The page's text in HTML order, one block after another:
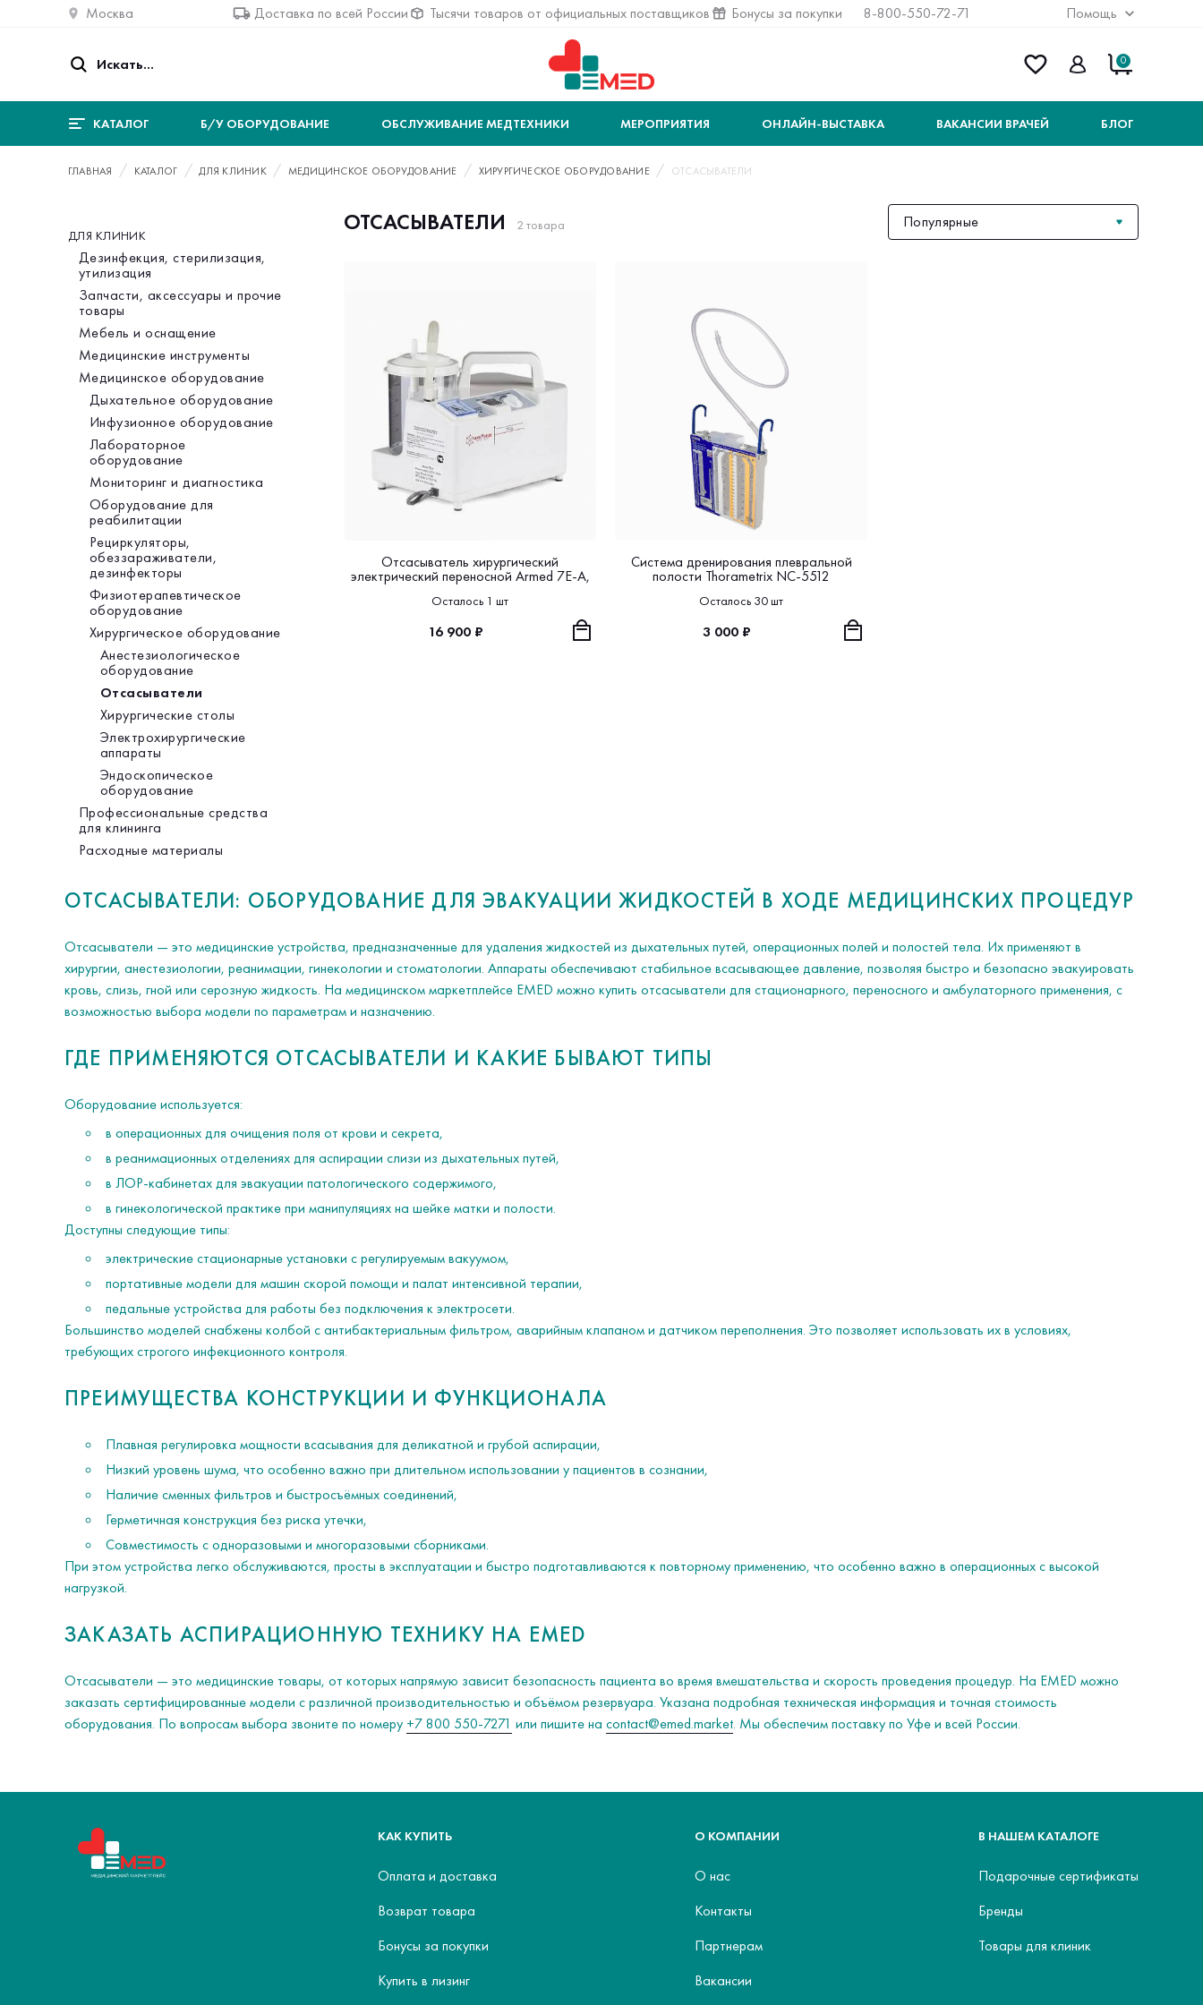
Москва Доставка по всей России Тысячи товаров от официальных поставщиков Бонусы за покупки 8-800-550-72-71 Помощь
0
КАТАЛОГ Б/У ОБОРУДОВАНИЕ ОБСЛУЖИВАНИЕ МЕДТЕХНИКИ МЕРОПРИЯТИЯ ОНЛАЙН-ВЫСТАВКА ВАКАНСИИ ВРАЧЕЙ БЛОГ
ГЛАВНАЯ КАТАЛОГ ДЛЯ КЛИНИК МЕДИЦИНСКОЕ ОБОРУДОВАНИЕ ХИРУРГИЧЕСКОЕ ОБОРУДОВАНИЕ ОТСАСЫВАТЕЛИ
Категория
ДЛЯ КЛИНИК
Дезинфекция, стерилизация,
утилизация
Запчасти, аксессуары и прочие
товары
Мебель и оснащение
Медицинские инструменты
Медицинское оборудование
Дыхательное оборудование
Инфузионное оборудование
Лабораторное
оборудование
Мониторинг и диагностика
Оборудование для
реабилитации
Рециркуляторы,
обеззараживатели,
дезинфекторы
Физиотерапевтическое
оборудование
Хирургическое оборудование
Анестезиологическое
оборудование
Отсасыватели
Хирургические столы
Электрохирургические
аппараты
Эндоскопическое
оборудование
Профессиональные средства
для клининга
Расходные материалы
ОТСАСЫВАТЕЛИ 2 товара Популярные
Отсасыватель хирургический
электрический переносной Armed 7Е-А,
Осталось 1 шт
16 900 ₽
Система дренирования плевральной
полости Thorametrix NC‑5512
Осталось 30 шт
3 000 ₽
ОТСАСЫВАТЕЛИ: ОБОРУДОВАНИЕ ДЛЯ ЭВАКУАЦИИ ЖИДКОСТЕЙ В ХОДЕ МЕДИЦИНСКИХ ПРОЦЕДУР
Отсасыватели — это медицинские устройства, предназначенные для удаления жидкостей из дыхательных путей, операционных полей и полостей тела. Их применяют в
хирургии, анестезиологии, реанимации, гинекологии и стоматологии. Аппараты обеспечивают стабильное всасывающее давление, позволяя быстро и безопасно эвакуировать
кровь, слизь, гной или серозную жидкость. На медицинском маркетплейсе EMED можно купить отсасыватели для стационарного, переносного и амбулаторного применения, с
возможностью выбора модели по параметрам и назначению.
ГДЕ ПРИМЕНЯЮТСЯ ОТСАСЫВАТЕЛИ И КАКИЕ БЫВАЮТ ТИПЫ
Оборудование используется:
в операционных для очищения поля от крови и секрета,
в реанимационных отделениях для аспирации слизи из дыхательных путей,
в ЛОР-кабинетах для эвакуации патологического содержимого,
в гинекологической практике при манипуляциях на шейке матки и полости.
Доступны следующие типы:
электрические стационарные установки с регулируемым вакуумом,
портативные модели для машин скорой помощи и палат интенсивной терапии,
педальные устройства для работы без подключения к электросети.
Большинство моделей снабжены колбой с антибактериальным фильтром, аварийным клапаном и датчиком переполнения. Это позволяет использовать их в условиях,
требующих строгого инфекционного контроля.
ПРЕИМУЩЕСТВА КОНСТРУКЦИИ И ФУНКЦИОНАЛА
Плавная регулировка мощности всасывания для деликатной и грубой аспирации,
Низкий уровень шума, что особенно важно при длительном использовании у пациентов в сознании,
Наличие сменных фильтров и быстросъёмных соединений,
Герметичная конструкция без риска утечки,
Совместимость с одноразовыми и многоразовыми сборниками.
При этом устройства легко обслуживаются, просты в эксплуатации и быстро подготавливаются к повторному применению, что особенно важно в операционных с высокой
нагрузкой.
ЗАКАЗАТЬ АСПИРАЦИОННУЮ ТЕХНИКУ НА EMED
Отсасыватели — это медицинские товары, от которых напрямую зависит безопасность пациента во время вмешательства и скорость проведения процедур. На EMED можно
заказать сертифицированные модели с различной производительностью и объёмом резервуара. Указана подробная техническая информация и точная стоимость
оборудования. По вопросам выбора звоните по номеру +7 800 550-7271 или пишите на contact@emed.market. Мы обеспечим поставку по Уфе и всей России.
КАК КУПИТЬ
Оплата и доставка
Возврат товара
Бонусы за покупки
Купить в лизинг
О КОМПАНИИ
О нас
Контакты
Партнерам
Вакансии
В НАШЕМ КАТАЛОГЕ
Подарочные сертификаты
Бренды
Товары для клиник